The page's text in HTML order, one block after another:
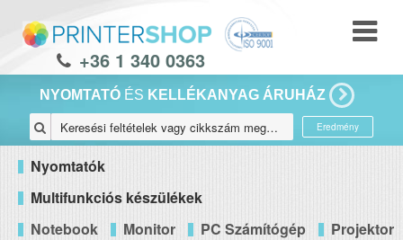
+36 1 340 0363
NYOMTATÓ ÉS KELLÉKANYAG ÁRUHÁZ
Eredmény
Nyomtatók
Multifunkciós készülékek
Notebook
Monitor PC Számítógép
Projektor